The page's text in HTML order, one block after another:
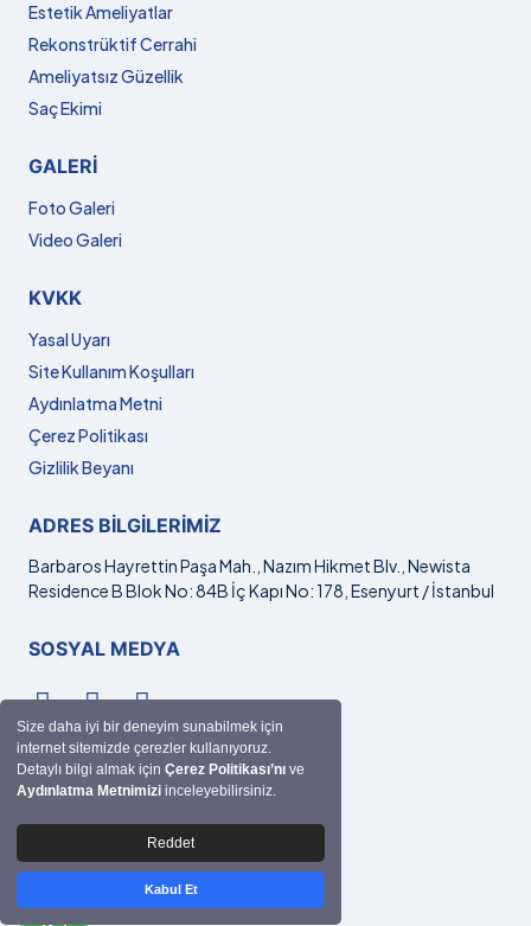
Size daha iyi bir deneyim sunabilmek için
internet sitemizde çerezler kullanıyoruz.
Detaylı bilgi almak içinÇerez Politikası’nı ve
Aydınlatma Metnimizi inceleyebilirsiniz.
Reddet
Kabul Et
Estetik Ameliyatlar
Rekonstrüktif Cerrahi
Ameliyatsız Güzellik
Saç Ekimi
GALERI
Foto Galeri
Video Galeri
KVKK
Yasal Uyarı
Site Kullanım Koşulları
Aydınlatma Metni
Çerez Politikası
Gizlilik Beyanı
ADRES BILGILERIMIZ
Barbaros Hayrettin Paşa Mah., Nazım Hikmet Blv., Newista
Residence B Blok No: 84B İç Kapı No: 178, Esenyurt / İstanbul
SOSYAL MEDYA
İLETIŞIM
+90 532 282 23 62